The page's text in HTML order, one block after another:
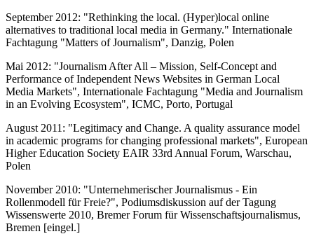
September 2012: "Rethinking the local. (Hyper)local online
alternatives to traditional local media in Germany." Internationale
Fachtagung "Matters of Journalism", Danzig, Polen
Mai 2012: "Journalism After All – Mission, Self‐Concept and
Performance of Independent News Websites in German Local
Media Markets", Internationale Fachtagung "Media and Journalism
in an Evolving Ecosystem", ICMC, Porto, Portugal
August 2011: "Legitimacy and Change. A quality assurance model
in academic programs for changing professional markets", European
Higher Education Society EAIR 33rd Annual Forum, Warschau,
Polen
November 2010: "Unternehmerischer Journalismus - Ein
Rollenmodell für Freie?", Podiumsdiskussion auf der Tagung
Wissenswerte 2010, Bremer Forum für Wissenschaftsjournalismus,
Bremen [eingel.]